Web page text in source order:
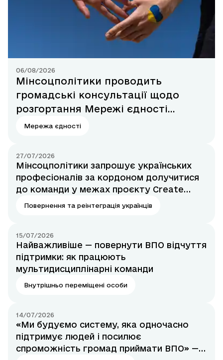
06/08/2026
Мінсоцполітики проводить
громадські консультації щодо
розгортання Мережі єдності
українців
Мережа єдності
27/07/2026
Мінсоцполітики запрошує українських
професіоналів за кордоном долучитися
до команди у межах проєкту Create
Повернення та реінтеграція українців
15/07/2026
Найважливіше — повернути ВПО відчуття
підтримки: як працюють
мультидисциплінарні команди
Внутрішньо переміщені особи
14/07/2026
«Ми будуємо систему, яка одночасно
підтримує людей і посилює
спроможність громад приймати ВПО» —